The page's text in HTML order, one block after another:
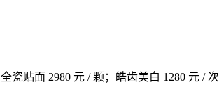
瓷贴面 2980 元 / 颗；皓齿美白 1280 元 / 次